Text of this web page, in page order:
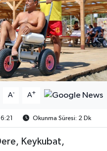
A- A+
Okunma Süresi: 2 Dk
Keykubat,